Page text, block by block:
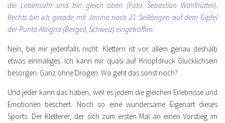
die Lebensuhr und bin gleich oben (Foto: Sebastian Wahlhütter).
Rechts bin ich gerade mit Janina nach 21 Seillängen auf dem Gipfel
der Punta Albigna (Bergell, Schweiz) eingetroffen.
Nein, bei mir jedenfalls nicht. Klettern ist vor allem genau deshalb
etwas einmaliges. Ich kann mir quasi auf Knopfdruck Glücklichsein
besorgen. Ganz ohne Drogen. Wo geht das sonst noch?
Und jeder kann das haben, weil es jedem die gleichen Erlebnisse und
Emotionen beschert. Noch so eine wundersame Eigenart dieses
Sports. Der Kletterer, der sich zum ersten Mal an einen Vorstieg im